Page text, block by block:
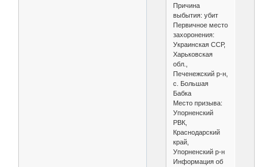
Причина
выбытия: убит
Первичное место
захоронения:
Украинская ССР,
Харьковская
обл.,
Печенежский р-н,
с. Большая
Бабка
Место призыва:
Упорненский
РВК,
Краснодарский
край,
Упорненский р-н
Информация об